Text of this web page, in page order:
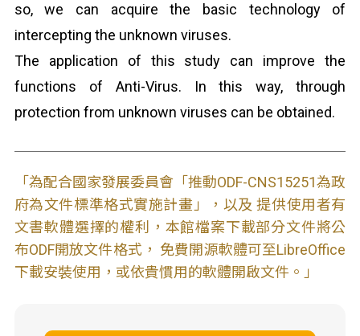
so, we can acquire the basic technology of
intercepting the unknown viruses.
The application of this study can improve the
functions of Anti-Virus. In this way, through
protection from unknown viruses can be obtained.
「為配合國家發展委員會「推動ODF-CNS15251為政
府為文件標準格式實施計畫」，以及 提供使用者有
文書軟體選擇的權利，本館檔案下載部分文件將公
布ODF開放文件格式， 免費開源軟體可至LibreOffice
下載安裝使用，或依貴慣用的軟體開啟文件。」